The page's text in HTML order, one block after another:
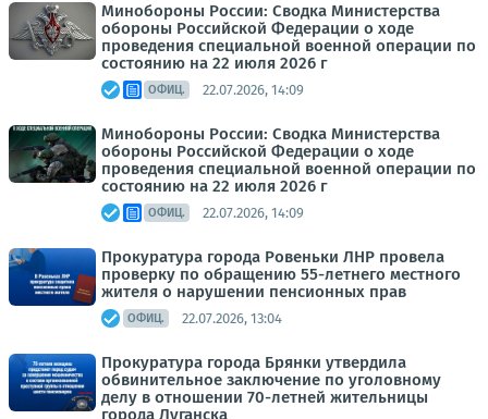
Минобороны России: Сводка Министерства
обороны Российской Федерации о ходе
проведения специальной военной операции по
состоянию на 22 июля 2026 г
ОФИЦ. 22.07.2026, 14:09
Минобороны России: Сводка Министерства
обороны Российской Федерации о ходе
проведения специальной военной операции по
состоянию на 22 июля 2026 г
ОФИЦ. 22.07.2026, 14:09
Прокуратура города Ровеньки ЛНР провела
проверку по обращению 55-летнего местного
жителя о нарушении пенсионных прав
ОФИЦ. 22.07.2026, 13:04
Прокуратура города Брянки утвердила
обвинительное заключение по уголовному
делу в отношении 70-летней жительницы
города Луганска